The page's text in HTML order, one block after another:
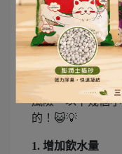
的小技巧
如果說醫院檢查
是貓咪腎臟健康
日常中多留一點
風險。以下幾個
的！😺💡
1. 增加飲水量